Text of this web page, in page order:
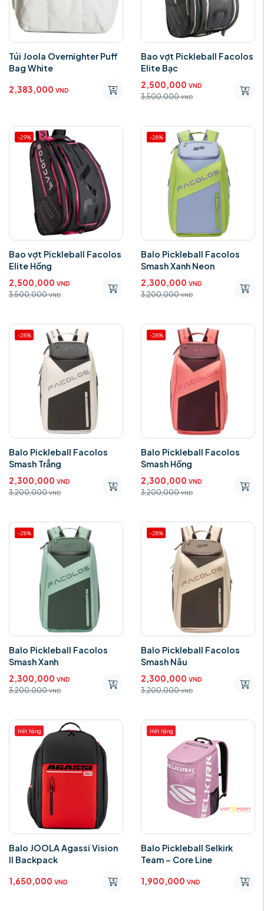
Túi Joola Overnighter Puff
Bag White
2,383,000 VND
Bao vợt Pickleball Facolos
Elite Bạc
2,500,000 VND
3,500,000 VND
-29%
Bao vợt Pickleball Facolos
Elite Hồng
2,500,000 VND
3,500,000 VND
-28%
Balo Pickleball Facolos
Smash Xanh Neon
2,300,000 VND
3,200,000 VND
-28%
Balo Pickleball Facolos
Smash Trắng
2,300,000 VND
3,200,000 VND
-28%
Balo Pickleball Facolos
Smash Hồng
2,300,000 VND
3,200,000 VND
-28%
Balo Pickleball Facolos
Smash Xanh
2,300,000 VND
3,200,000 VND
-28%
Balo Pickleball Facolos
Smash Nâu
2,300,000 VND
3,200,000 VND
Hết hàng
Balo JOOLA Agassi Vision
II Backpack
1,650,000 VND
Hết hàng
Balo Pickleball Selkirk
Team – Core Line
1,900,000 VND